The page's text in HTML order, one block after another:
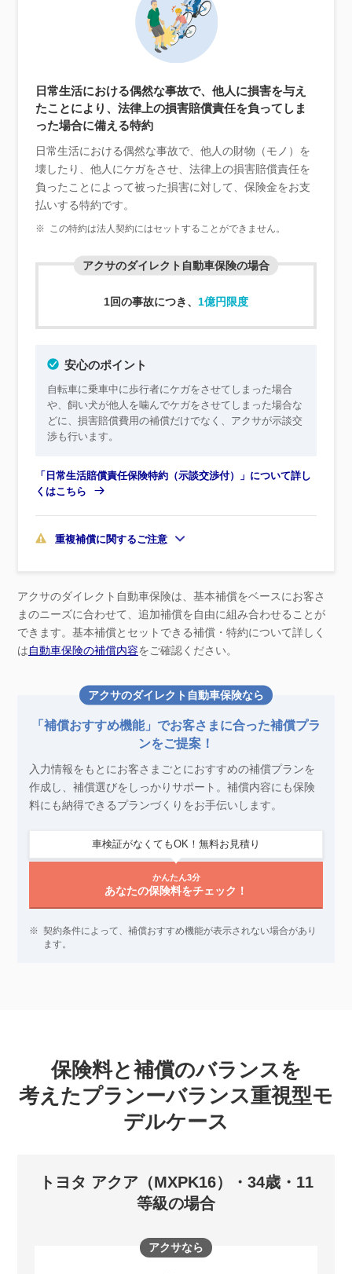
日常生活における偶然な事故で、他人に損害を与え
たことにより、法律上の損害賠償責任を負ってしま
った場合に備える特約
日常生活における偶然な事故で、他人の財物（モノ）を
壊したり、他人にケガをさせ、法律上の損害賠償責任を
負ったことによって被った損害に対して、保険金をお支
払いする特約です。
※ この特約は法人契約にはセットすることができません。
アクサのダイレクト自動車保険の場合
1回の事故につき、 1億円限度
安心のポイント
自転車に乗車中に歩行者にケガをさせてしまった場合
や、飼い犬が他人を噛んでケガをさせてしまった場合な
どに、損害賠償費用の補償だけでなく、アクサが示談交
渉も行います。
「日常生活賠償責任保険特約（示談交渉付）」について詳し
くはこちら
重複補償に関するご注意
アクサのダイレクト自動車保険は、基本補償をベースにお客さ
まのニーズに合わせて、追加補償を自由に組み合わせることが
できます。基本補償とセットできる補償・特約について詳しく
は自動車保険の補償内容をご確認ください。
アクサのダイレクト自動車保険なら
「補償おすすめ機能」でお客さまに合った補償プラ
ンをご提案！
入力情報をもとにお客さまごとにおすすめの補償プランを
作成し、補償選びをしっかりサポート。 補償内容にも保険
料にも納得できるプランづくりをお手伝いします。
かんたん3分
あなたの保険料をチェック！
車検証がなくてもOK！無料お見積り
※ 契約条件によって、補償おすすめ機能が表示されない場合があり
ます。
保険料と補償のバランスを
考えたプランーバランス重視型モ
デルケース
トヨタ アクア（MXPK16）・34歳・11
等級の場合
アクサなら